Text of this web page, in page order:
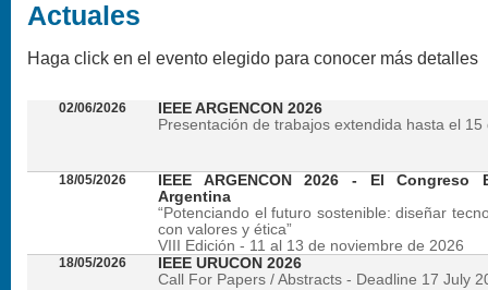
Actuales
Haga click en el evento elegido para conocer más detalles
02/06/2026
IEEE ARGENCON 2026
Presentación de trabajos extendida hasta el 15
18/05/2026
IEEE ARGENCON 2026 - El
Argentina
“Potenciando el futuro sostenible: diseñar
con valores y ética”
VIII Edición - 11 al 13 de noviembre de 2026
18/05/2026
IEEE URUCON 2026
Call For Papers / Abstracts - Deadline 17 July